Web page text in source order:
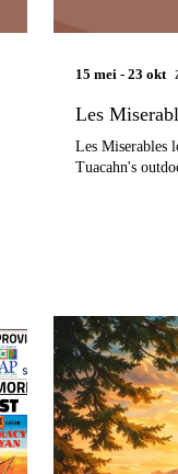
15 mei - 23 okt
Les
Les Miserables
Tuacahn's